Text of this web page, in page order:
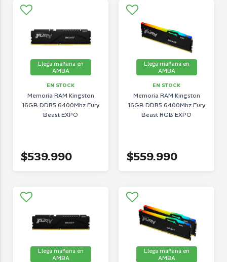
Llega mañana en
AMBA
EN STOCK
Memoria RAM Kingston
16GB DDR5 6400Mhz Fury
Beast EXPO
$539.990
Llega mañana en
AMBA
EN STOCK
Memoria RAM Kingston
16GB DDR5 6400Mhz Fury
Beast RGB EXPO
$559.990
Llega mañana en
AMBA
Llega mañana en
AMBA